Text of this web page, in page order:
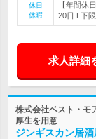
休日
休暇
【年間休
20日 L下
求人詳細
株式会社ベスト・モ
厚生を用意
ジンギスカン居